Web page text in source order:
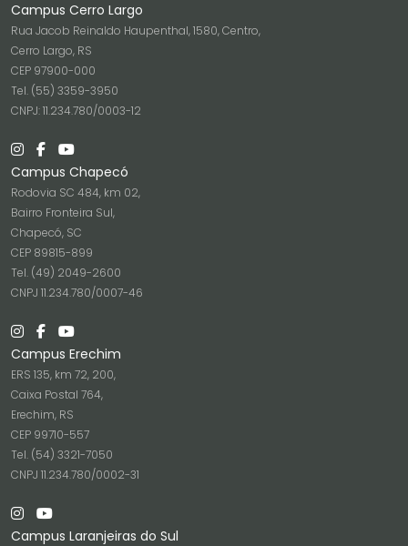
Campus Cerro Largo
Rua Jacob Reinaldo Haupenthal, 1580, Centro,
Cerro Largo, RS
CEP 97900-000
Tel. (55) 3359-3950
CNPJ: 11.234.780/0003-12
Campus Chapecó
Rodovia SC 484, km 02,
Bairro Fronteira Sul,
Chapecó, SC
CEP 89815-899
Tel. (49) 2049-2600
CNPJ 11.234.780/0007-46
Campus Erechim
ERS 135, km 72, 200,
Caixa Postal 764,
Erechim, RS
CEP 99710-557
Tel. (54) 3321-7050
CNPJ 11.234.780/0002-31
Campus Laranjeiras do Sul